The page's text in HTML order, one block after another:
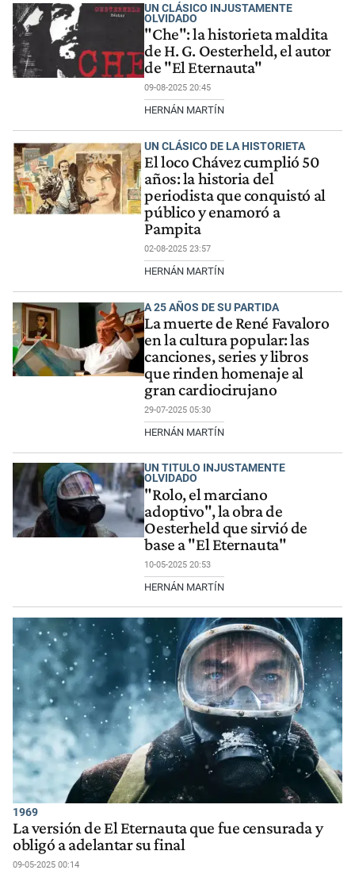
UN CLÁSICO INJUSTAMENTE
OLVIDADO
"Che": la historieta maldita
de H. G. Oesterheld, el autor
de "El Eternauta"
09-08-2025 20:45
HERNÁN MARTÍN
UN CLÁSICO DE LA HISTORIETA
El loco Chávez cumplió 50
años: la historia del
periodista que conquistó al
público y enamoró a
Pampita
02-08-2025 23:57
HERNÁN MARTÍN
A 25 AÑOS DE SU PARTIDA
La muerte de René Favaloro
en la cultura popular: las
canciones, series y libros
que rinden homenaje al
gran cardiocirujano
29-07-2025 05:30
HERNÁN MARTÍN
UN TITULO INJUSTAMENTE
OLVIDADO
"Rolo, el marciano
adoptivo", la obra de
Oesterheld que sirvió de
base a "El Eternauta"
10-05-2025 20:53
HERNÁN MARTÍN
1969
La versión de El Eternauta que fue censurada y
obligó a adelantar su final
09-05-2025 00:14